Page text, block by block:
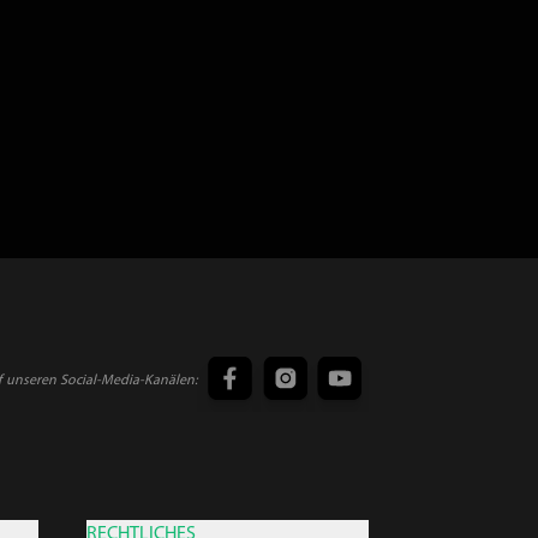
unseren Social-Media-Kanälen: